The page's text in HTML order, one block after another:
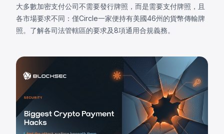
大多數加密支付公司不需要發行牌照，而是需要支付牌照，且
各市場要求不同：僅Circle一家便持有美國46州的貨幣傳輸牌
照。了解各司法管轄區的要求及8項通用合規義務。